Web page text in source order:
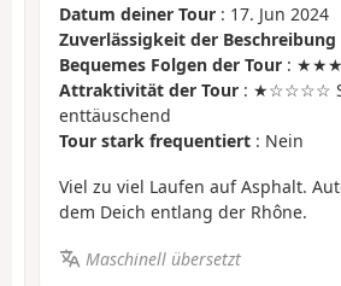
Datum deiner Tour : 17. Jun 2024
Zuverlässigkeit der Beschreibung
Bequemes Folgen der Tour :
Attraktivität der Tour : ★☆☆☆☆
enttäuschend
Tour stark frequentiert : Nein
Viel zu viel Laufen auf Asphalt.
dem Deich entlang der Rhône.
Maschinell übersetzt